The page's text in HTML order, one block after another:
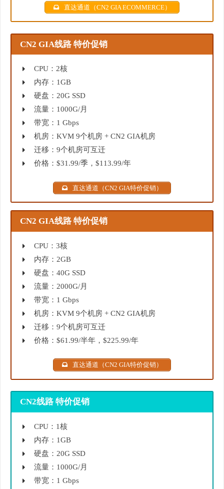
直达通道（CN2 GIA ECOMMERCE）
CN2 GIA线路 特价促销
CPU：2核
内存：1GB
硬盘：20G SSD
流量：1000G/月
带宽：1 Gbps
机房：KVM 9个机房 + CN2 GIA机房
迁移：9个机房可互迁
价格：$31.99/季，$113.99/年
直达通道（CN2 GIA特价促销）
CN2 GIA线路 特价促销
CPU：3核
内存：2GB
硬盘：40G SSD
流量：2000G/月
带宽：1 Gbps
机房：KVM 9个机房 + CN2 GIA机房
迁移：9个机房可互迁
价格：$61.99/半年，$225.99/年
直达通道（CN2 GIA特价促销）
CN2线路 特价促销
CPU：1核
内存：1GB
硬盘：20G SSD
流量：1000G/月
带宽：1 Gbps